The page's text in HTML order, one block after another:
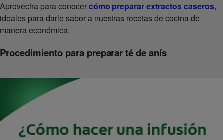
Aprovecha para conocercómo preparar extractos caseros,
ideales para darle sabor a nuestras recetas de cocina de
manera económica.
Procedimiento para preparar té de anís